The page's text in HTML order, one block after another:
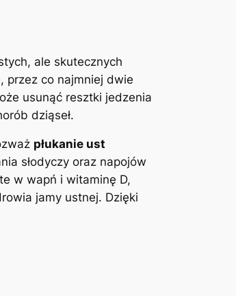
ale skutecznych‌
‌przez co najmniej dwie
usunąć resztki​ jedzenia⁣
dziąseł.
płukanie ust
słodyczy oraz napojów
w wapń i witaminę D,
jamy ustnej. Dzięki